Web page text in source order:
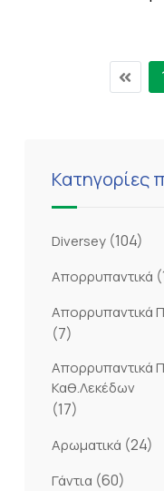
Κατηγορίες
Diversey (104)
Απορρυπαντικά
Απορρυπαντικά
(7)
Απορρυπαντικά
Καθ.Λεκέδων
(17)
Αρωματικά (24)
Γάντια (60)